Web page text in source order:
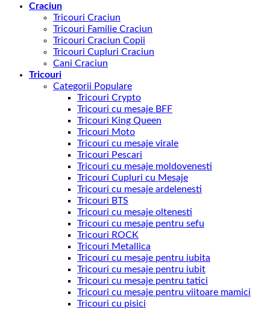
Craciun
Tricouri Craciun
Tricouri Familie Craciun
Tricouri Craciun Copii
Tricouri Cupluri Craciun
Cani Craciun
Tricouri
Categorii Populare
Tricouri Crypto
Tricouri cu mesaje BFF
Tricouri King Queen
Tricouri Moto
Tricouri cu mesaje virale
Tricouri Pescari
Tricouri cu mesaje moldovenesti
Tricouri Cupluri cu Mesaje
Tricouri cu mesaje ardelenesti
Tricouri BTS
Tricouri cu mesaje oltenesti
Tricouri cu mesaje pentru sefu
Tricouri ROCK
Tricouri Metallica
Tricouri cu mesaje pentru iubita
Tricouri cu mesaje pentru iubit
Tricouri cu mesaje pentru tatici
Tricouri cu mesaje pentru viitoare mamici
Tricouri cu pisici